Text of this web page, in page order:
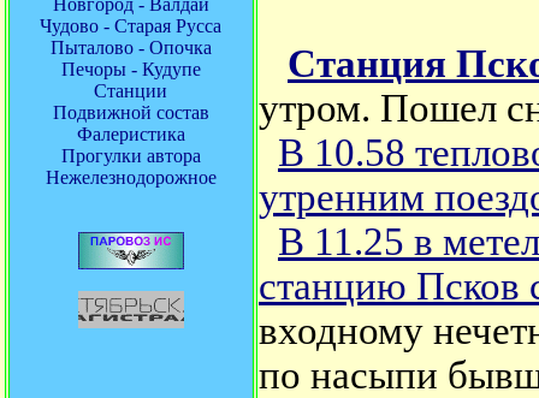
Новгород - Валдай
Чудово - Старая Русса
Пыталово - Опочка
Печоры - Кудупе
Станции
Подвижной состав
Фалеристика
Прогулки автора
Нежелезнодорожное
Станция
утром. Пошел
В 10.58
утренним
В 11.25 в
станцию Псков
входному
по насыпи